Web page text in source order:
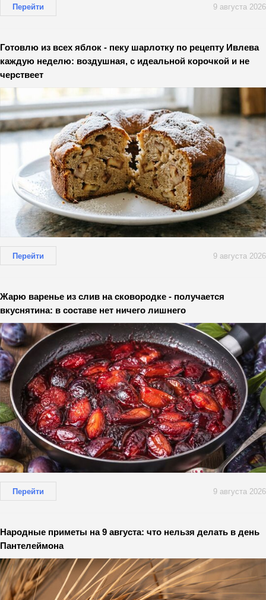
Перейти 9 августа 2026
Готовлю из всех яблок - пеку шарлотку по рецепту Ивлева
каждую неделю: воздушная, с идеальной корочкой и не
черствеет
Перейти 9 августа 2026
Жарю варенье из слив на сковородке - получается
вкуснятина: в составе нет ничего лишнего
Перейти 9 августа 2026
Народные приметы на 9 августа: что нельзя делать в день
Пантелеймона